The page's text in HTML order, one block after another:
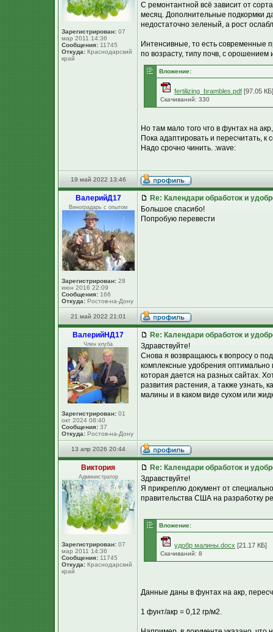
Зарегистрирован: 07
мар 2011 14:36
Сообщения: 11745
Откуда: Краснодарский
край
С ремонтантной всё зависит от
месяц. Дополнительные подкормки
недостаточно зеленый, а рост
Интенсивные, то есть современные
по возрасту, типу почв, с
Вложение:
fertilizing_brambles.pdf [97.05 КБ]
Скачиваний: 330
Но там мало того что в фунтах на
Пока адаптировать и пересчитать, к
Надо срочно чинить. :wave:
19 май 2022 13:46
ВалерийД17
Виноградарь с опытом
Зарегистрирован: 28
июн 2016 22:09
Сообщения: 166
Откуда: Ростов-на-Дону
Re: Календари обработок и
Большое спасибо!
Попробую перевести
21 май 2022 21:01
ВалерийНД17
Член клуба
Зарегистрирован: 01
окт 2024 08:40
Сообщения: 37
Откуда: Ростов-на-Дону
Re: Календари обработок и
Здравствуйте!
Снова я возвращаюсь к вопросу о
комплексные удобрения
которая дается на разных сайтах.
развития растения, а также узнать,
малины и в каком виде сухом или
13 апр 2026 20:44
Виктория
Администратор
Зарегистрирован: 07
мар 2011 14:36
Сообщения: 11745
Откуда: Краснодарский
край
Re: Календари обработок и
Здравствуйте!
Я прикреплю документ от
правительства США на разработку
Вложение:
удобр малины.docx [21.17 КБ]
Скачиваний: 8
Данные даны в фунтах на акр,
1 фунт/акр = 0,12 гр/м2.